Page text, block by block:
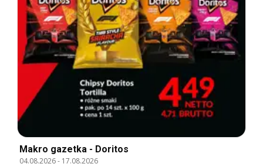
Makro gazetka - Doritos
04.08.2026- 17.08.2026